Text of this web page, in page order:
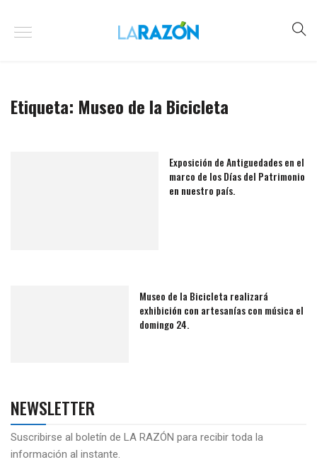
Etiqueta: Museo de la Bicicleta
Exposición de Antiguedades en el
marco de los Días del Patrimonio
en nuestro país.
Museo de la Bicicleta realizará
exhibición con artesanías con música el
domingo 24.
NEWSLETTER
Suscribirse al boletín de LA RAZÓN para recibir toda la
información al instante.